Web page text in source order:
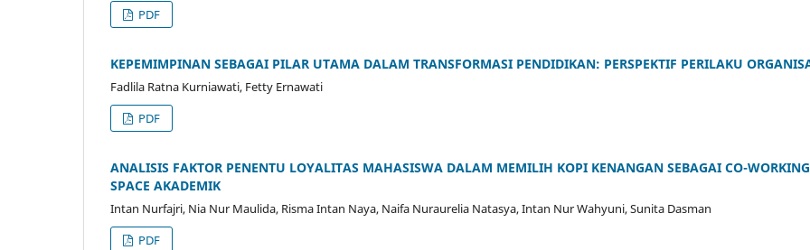
PDF
KEPEMIMPINAN SEBAGAI PILAR UTAMA DALAM TRANSFORMASI PENDIDIKAN: PERSPEKTIF PERILAKU
Fadlila Ratna Kurniawati, Fetty Ernawati
PDF
ANALISIS FAKTOR PENENTU LOYALITAS MAHASISWA DALAM MEMILIH KOPI KENANGAN SEBAGAI CO-WORKING
SPACE AKADEMIK
Intan Nurfajri, Nia Nur Maulida, Risma Intan Naya, Naifa Nuraurelia Natasya, Intan Nur Wahyuni, Sunita Dasman
PDF